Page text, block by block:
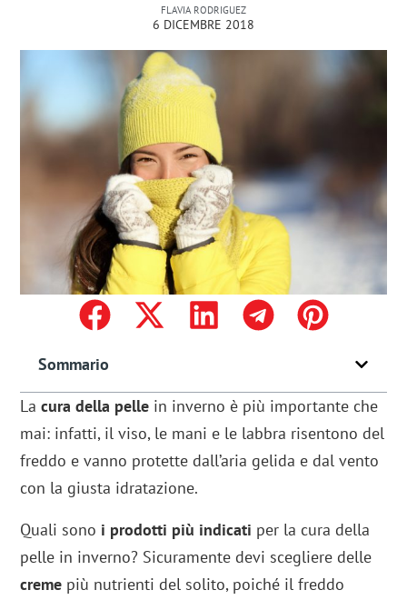
FLAVIA RODRIGUEZ
6 DICEMBRE 2018
Sommario
Lacura della pelle in inverno è più importante che
mai: infatti, il viso, le mani e le labbra risentono del
freddo e vanno protette dall’aria gelida e dal vento
con la giusta idratazione.
Quali sono i prodotti più indicati per la cura della
pelle in inverno? Sicuramente devi scegliere delle
creme più nutrienti del solito, poiché il freddo